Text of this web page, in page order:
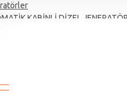
KABİNLİ DİZEL